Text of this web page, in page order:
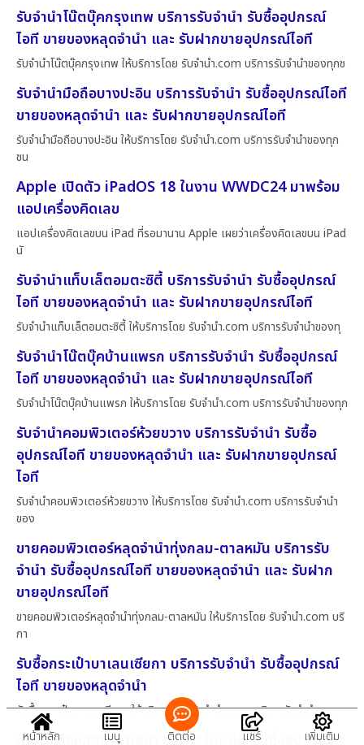
รับจำนำโน๊ตบุ๊คกรุงเทพ บริการรับจำนำ รับซื้ออุปกรณ์
ไอที ขายของหลุดจำนำ และ รับฝากขายอุปกรณ์ไอที
รับจำนำโน๊ตบุ๊คกรุงเทพ ให้บริการโดย รับจํานํา.com บริการรับจำนำของทุกช
รับจำนำมือถือบางปะอิน บริการรับจำนำ รับซื้ออุปกรณ์ไอที
ขายของหลุดจำนำ และ รับฝากขายอุปกรณ์ไอที
รับจำนำมือถือบางปะอิน ให้บริการโดย รับจํานํา.com บริการรับจำนำของทุก
ชน
Apple เปิดตัว iPadOS 18 ในงาน WWDC24 มาพร้อม
แอปเครื่องคิดเลข
แอปเครื่องคิดเลขบน iPad ที่รอมานาน Apple เผยว่าเครื่องคิดเลขบน iPad
นั
รับจำนำแท็บเล็ตอมตะซิตี้ บริการรับจำนำ รับซื้ออุปกรณ์
ไอที ขายของหลุดจำนำ และ รับฝากขายอุปกรณ์ไอที
รับจำนำแท็บเล็ตอมตะซิตี้ ให้บริการโดย รับจํานํา.com บริการรับจำนำของทุ
รับจำนำโน๊ตบุ๊คบ้านแพรก บริการรับจำนำ รับซื้ออุปกรณ์
ไอที ขายของหลุดจำนำ และ รับฝากขายอุปกรณ์ไอที
รับจำนำโน๊ตบุ๊คบ้านแพรก ให้บริการโดย รับจํานํา.com บริการรับจำนำของทุก
รับจำนำคอมพิวเตอร์ห้วยขวาง บริการรับจำนำ รับซื้อ
อุปกรณ์ไอที ขายของหลุดจำนำ และ รับฝากขายอุปกรณ์
ไอที
รับจำนำคอมพิวเตอร์ห้วยขวาง ให้บริการโดย รับจํานํา.com บริการรับจำนำ
ของ
ขายคอมพิวเตอร์หลุดจำนำทุ่งกลม-ตาลหมัน บริการรับ
จำนำ รับซื้ออุปกรณ์ไอที ขายของหลุดจำนำ และ รับฝาก
ขายอุปกรณ์ไอที
ขายคอมพิวเตอร์หลุดจำนำทุ่งกลม-ตาลหมัน ให้บริการโดย รับจํานํา.com บริ
กา
รับซื้อกระเป๋าบาเลนเซียกา บริการรับจำนำ รับซื้ออุปกรณ์
ไอที ขายของหลุดจำนำ
รับซื้อกระเป๋าบาเลนเซียกา ให้บริการโดย รับจํานํา.com บริการรับจำนำของท
ขายมือถือหลุดจำนำเสนา บริการรับจำนำ รับซื้ออุปกรณ์
หน้าหลัก เมนู ติดต่อ แชร์ เพิ่มเติม